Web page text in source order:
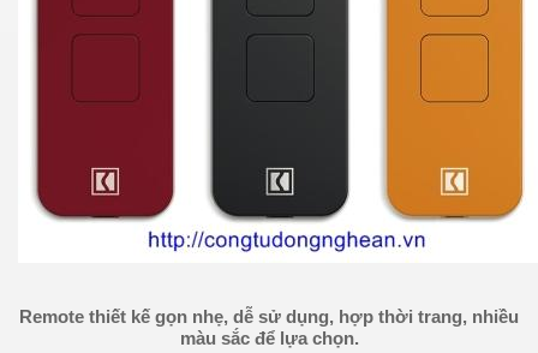
Remote thiết kế gọn nhẹ, dễ sử dụng, hợp thời trang, nhiều
màu sắc để lựa chọn.